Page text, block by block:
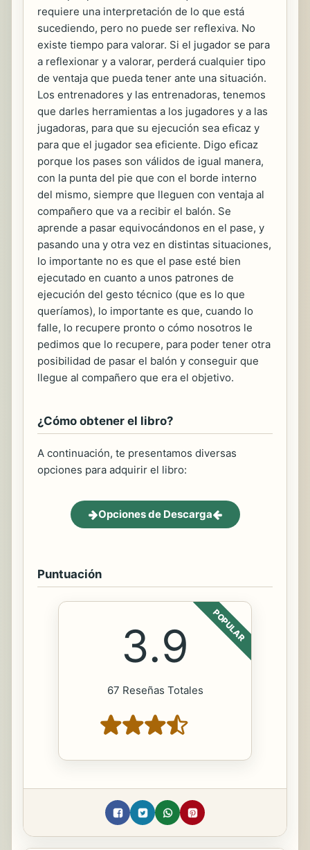
requiere una interpretación de lo que está
sucediendo, pero no puede ser reflexiva. No
existe tiempo para valorar. Si el jugador se para
a reflexionar y a valorar, perderá cualquier tipo
de ventaja que pueda tener ante una situación.
Los entrenadores y las entrenadoras, tenemos
que darles herramientas a los jugadores y a las
jugadoras, para que su ejecución sea eficaz y
para que el jugador sea eficiente. Digo eficaz
porque los pases son válidos de igual manera,
con la punta del pie que con el borde interno
del mismo, siempre que lleguen con ventaja al
compañero que va a recibir el balón. Se
aprende a pasar equivocándonos en el pase, y
pasando una y otra vez en distintas situaciones,
lo importante no es que el pase esté bien
ejecutado en cuanto a unos patrones de
ejecución del gesto técnico (que es lo que
queríamos), lo importante es que, cuando lo
falle, lo recupere pronto o cómo nosotros le
pedimos que lo recupere, para poder tener otra
posibilidad de pasar el balón y conseguir que
llegue al compañero que era el objetivo.
¿Cómo obtener el libro?
A continuación, te presentamos diversas
opciones para adquirir el libro:
Opciones de Descarga
Puntuación
POPULAR
3.9
67 Reseñas Totales